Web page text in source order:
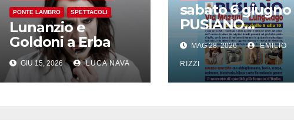
PONTE LAMBRO SPETTACOLI
Lunanzio e
Goldoni a Erba
GIU 15, 2026 LUCA NAVA
sabato 6 giugno
PUSIANO
l’originale
Consorzio de Gli
Ambulanti di
Forte dei
MAG 28, 2026 EMILIO
RIZZI